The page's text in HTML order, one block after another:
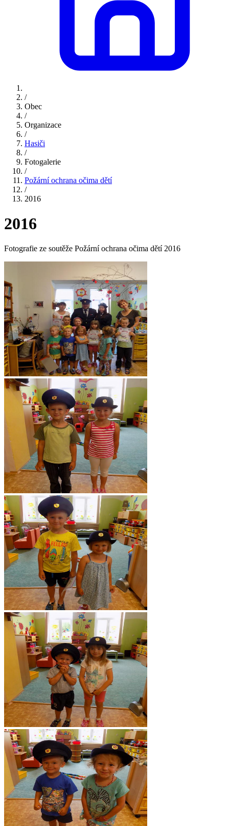
/
Obec
/
Organizace
/
Hasiči
/
Fotogalerie
/
Požární ochrana očima dětí
/
2016
2016
Fotografie ze soutěže Požární ochrana očima dětí 2016